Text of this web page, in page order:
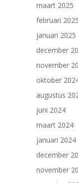
maart 2025
februari 2025
januari 2025
december
november
oktober
augustus
juni 2024
maart 2024
januari 2024
december
november